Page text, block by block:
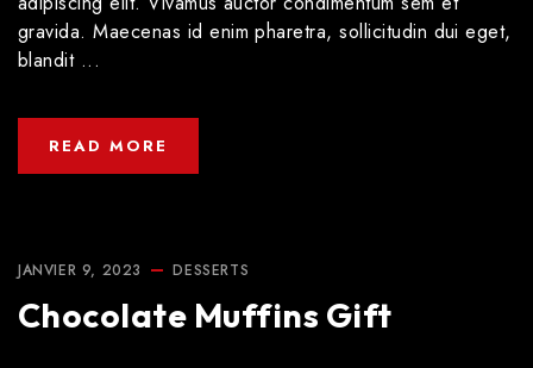
gravida. Maecenas id enim pharetra, sollicitudin dui eget,
blandit ...
READ MORE
JANVIER 9, 2023 DESSERTS
Chocolate Muffins Gift